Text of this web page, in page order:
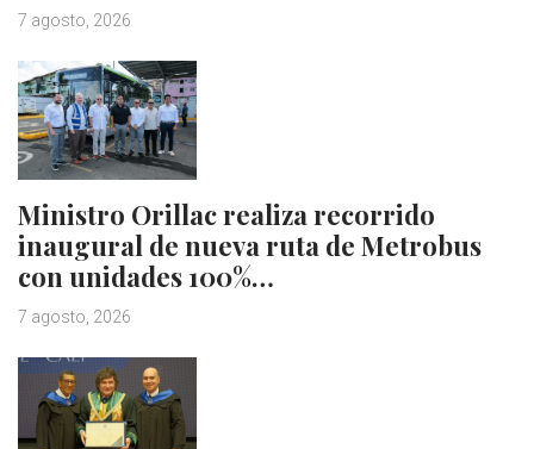
7 agosto, 2026
Ministro Orillac realiza recorrido
inaugural de nueva ruta de Metrobus
con unidades 100%…
7 agosto, 2026